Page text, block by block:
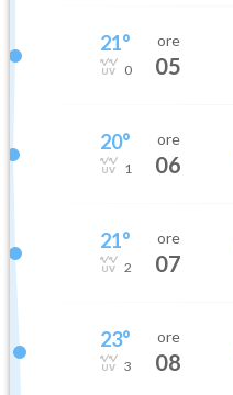
21°
0
ore
05
20°
1
ore
06
21°
2
ore
07
23°
3
ore
08